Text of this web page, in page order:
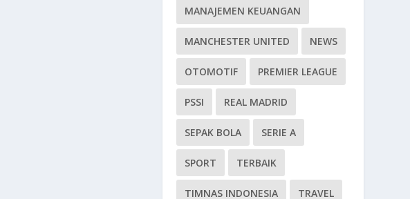
MANAJEMEN KEUANGAN
MANCHESTER UNITED NEWS
OTOMOTIF PREMIER LEAGUE
PSSI REAL MADRID
SEPAK BOLA SERIE A
SPORT TERBAIK
TIMNAS INDONESIA TRAVEL